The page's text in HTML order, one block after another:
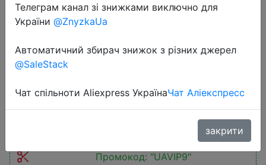
Fast Charger For iPhone 17 16
Xiaomi Samsung Laptop Tablet
Charger PD Charger USB Phone
Charger
$23.63
Промокод: "UAVIP9"
Телеграм канал зі знижками виключно для
України @ZnyzkaUa
Автоматичний збирач знижок з різних джерел
@SaleStack
Чат спільноти Aliexpress УкраїнаЧат Аліекспресс
закрити